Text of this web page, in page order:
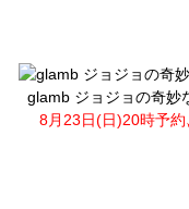
glamb ジョジョの奇妙
8月23日(日)20時予約